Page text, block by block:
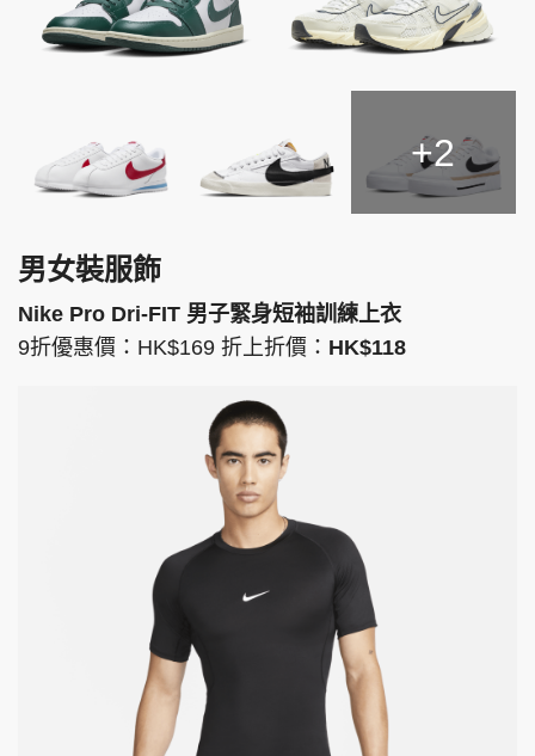
+2
男女裝服飾
Nike Pro Dri-FIT 男子緊身短袖訓練上衣
9折優惠價：HK$169 折上折價： HK$118